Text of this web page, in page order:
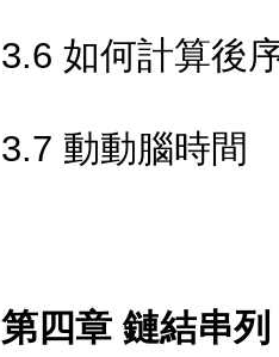
3.6 如何計算後
3.7 動動腦時間
第四章 鏈結串列